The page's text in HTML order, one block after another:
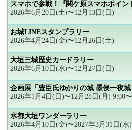
スマホで参戦！『関ケ原スマホポイン
2026年6月20日(土)〜12月13日(日)
お城LINEスタンプラリー
2026年4月24日(金)〜12月26日(土)
大垣三城歴史カードラリー
2026年6月10日(水)〜12月27日(日)
企画展「豊臣氏ゆかりの城 墨俣一夜城
2026年1月4日(日)〜12月28日(月) 9:00
水都大垣ワンダーラリー
2026年4月10日(金)〜2027年3月31日(水)